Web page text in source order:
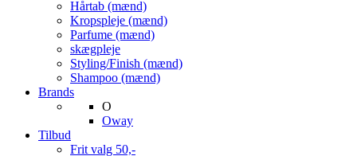
Hårtab (mænd)
Kropspleje (mænd)
Parfume (mænd)
skægpleje
Styling/Finish (mænd)
Shampoo (mænd)
Brands
O
Oway
Tilbud
Frit valg 50,-